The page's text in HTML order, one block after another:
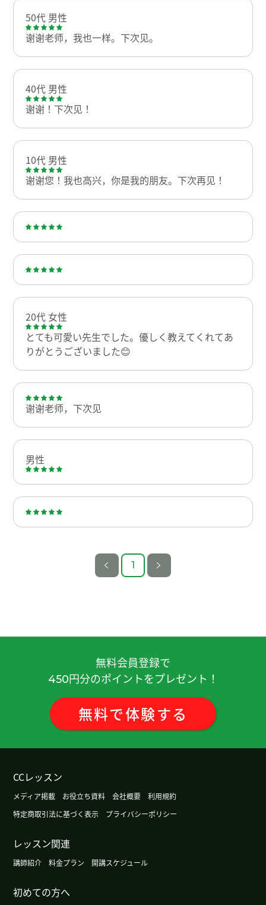
50代 男性
谢谢老师，我也一样。下次见。
40代 男性
谢谢！下次见！
10代 男性
谢谢您！我也高兴，你是我的朋友。下次再见！
20代 女性
とても可愛い先生でした。優しく教えてくれてあ
りがとうございました😊
谢谢老师，下次见
男性
1
無料会員登録で
450円分のポイントをプレゼント！
無料で体験する
CCレッスン
メディア掲載 お役立ち資料 会社概要
利用規約
特定商取引法に基づく表示
プライバシーポリシー
レッスン関連
講師紹介 料金プラン 開講スケジュール
初めての方へ